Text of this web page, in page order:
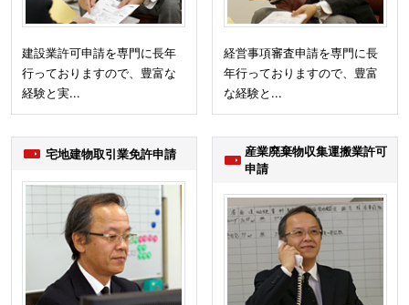
建設業許可申請を専門に長年
行っておりますので、豊富な
経験と実...
経営事項審査申請を専門に長
年行っておりますので、豊富
な経験と...
宅地建物取引業免許申請
産業廃棄物収集運搬業許可
申請